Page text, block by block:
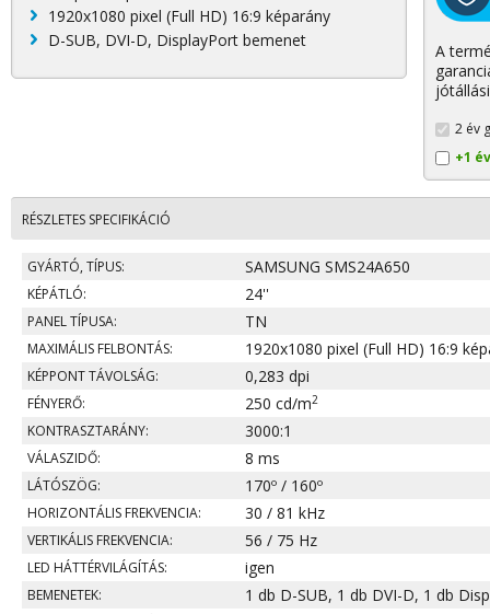
1920x1080 pixel (Full HD) 16:9 képarány
D-SUB, DVI-D, DisplayPort bemenet
A
2 év
+1
RÉSZLETES SPECIFIKÁCIÓ
GYÁRTÓ, TÍPUS: SAMSUNG SMS24A650
KÉPÁTLÓ: 24''
PANEL TÍPUSA: TN
MAXIMÁLIS FELBONTÁS: 1920x1080 pixel (Full HD) 16:9
KÉPPONT TÁVOLSÁG: 0,283 dpi
FÉNYERŐ: 250 cd/m2
KONTRASZTARÁNY: 3000:1
VÁLASZIDŐ: 8 ms
LÁTÓSZÖG: 170º / 160º
HORIZONTÁLIS FREKVENCIA: 30 / 81 kHz
VERTIKÁLIS FREKVENCIA: 56 / 75 Hz
LED HÁTTÉRVILÁGÍTÁS: igen
BEMENETEK: 1 db D-SUB, 1 db DVI-D, 1 db